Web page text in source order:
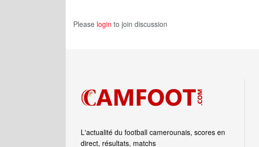
Please login to join discussion
L'actualité du football camerounais, scores en
direct, résultats, matchs